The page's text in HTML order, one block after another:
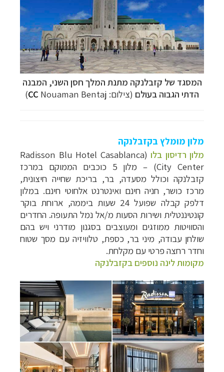
המסגד של קזבלנקה מתנת המלך חסן השני, המבנה
הדתי הגבוה בעולם (צילום: CC Nouaman Bentaj)
מלון מומלץ בקזבלנקה
מלון רדיסון בלו (
Radisson Blu Hotel Casablanca
City Center
)
–
מלון 5 כוכבים הממוקם במרכז
קזבלנקה וכולל מסעדה, בר, בריכת שחייה חיצונית,
מרכז כושר, חניה חינם ואינטרנט אלחוטי חינם. במלון
דלפק קבלה שפועל 24 שעות ביממה, ארוחת בוקר
קונטיננטלית ושירות הסעות מ/אל נמל התעופה. החדרים
והסוויטות ממוזגים ומעוצבים בסגנון מודרני ויש בהם
שולחן עבודה, מיני בר, כספת, טלוויזיה עם מסך שטוח
וחדר רחצה פרטי עם מקלחת.
מקומות לינה נוספים בקזבלנקה